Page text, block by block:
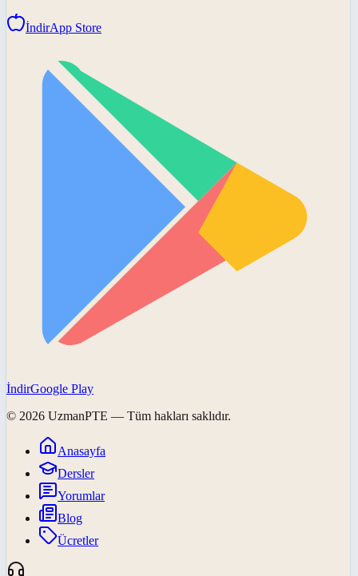
İndirApp Store
İndirGoogle Play
© 2026 UzmanPTE — Tüm hakları saklıdır.
Anasayfa
Dersler
Yorumlar
Blog
Ücretler